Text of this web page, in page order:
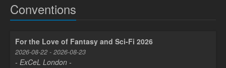
Conventions
For the Love of Fantasy and Sci-Fi 2026
2026-08-22 - 2026-08-23
- ExCeL London -